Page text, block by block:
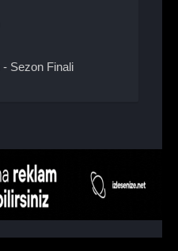
- Sezon Finali